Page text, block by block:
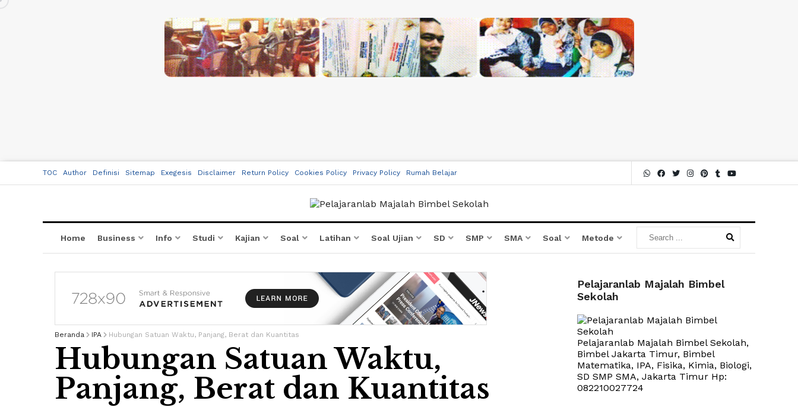
TOC Author Definisi Sitemap Exegesis Disclaimer Return Policy Cookies Policy Privacy Policy Rumah Belajar
Home Business Info Studi Kajian Soal Latihan Soal Ujian SD SMP SMA Soal Metode
Beranda IPA Hubungan Satuan Waktu, Panjang, Berat dan Kuantitas
Hubungan Satuan Waktu,
Panjang, Berat dan Kuantitas
Pelajaranlab Majalah Bimbel
Sekolah
Pelajaranlab Majalah Bimbel Sekolah,
Bimbel Jakarta Timur, Bimbel
Matematika, IPA, Fisika, Kimia, Biologi,
SD SMP SMA, Jakarta Timur Hp:
082210027724